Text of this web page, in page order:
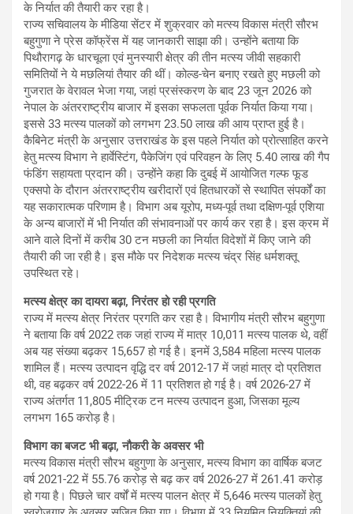
के निर्यात की तैयारी कर रहा है।
राज्य सचिवालय के मीडिया सेंटर में शुक्रवार को मत्स्य विकास मंत्री सौरभ
बहुगुणा ने प्रेस कॉफ्रेंस में यह जानकारी साझा की। उन्होंने बताया कि
पिथौरागढ़ के धारचूला एवं मुनस्यारी क्षेत्र की तीन मत्स्य जीवी सहकारी
समितियों ने ये मछलियां तैयार की थीं। कोल्ड-चेन बनाए रखते हुए मछली को
गुजरात के वेरावल भेजा गया, जहां प्रसंस्करण के बाद 23 जून 2026 को
नेपाल के अंतरराष्ट्रीय बाजार में इसका सफलता पूर्वक निर्यात किया गया।
इससे 33 मत्स्य पालकों को लगभग 23.50 लाख की आय प्राप्त हुई है।
कैबिनेट मंत्री के अनुसार उत्तराखंड के इस पहले निर्यात को प्रोत्साहित करने
हेतु मत्स्य विभाग ने हार्वेस्टिंग, पैकेजिंग एवं परिवहन के लिए 5.40 लाख की गैप
फंडिंग सहायता प्रदान की। उन्होंने कहा कि दुबई में आयोजित गल्फ फूड
एक्सपो के दौरान अंतरराष्ट्रीय खरीदारों एवं हितधारकों से स्थापित संपर्कों का
यह सकारात्मक परिणाम है। विभाग अब यूरोप, मध्य-पूर्व तथा दक्षिण-पूर्व एशिया
के अन्य बाजारों में भी निर्यात की संभावनाओं पर कार्य कर रहा है। इस क्रम में
आने वाले दिनों में करीब 30 टन मछली का निर्यात विदेशों में किए जाने की
तैयारी की जा रही है। इस मौके पर निदेशक मत्स्य चंद्र सिंह धर्मशक्तू
उपस्थित रहे।
मत्स्य क्षेत्र का दायरा बढ़ा, निरंतर हो रही प्रगति
राज्य में मत्स्य क्षेत्र निरंतर प्रगति कर रहा है। विभागीय मंत्री सौरभ बहुगुणा
ने बताया कि वर्ष 2022 तक जहां राज्य में मात्र 10,011 मत्स्य पालक थे, वहीं
अब यह संख्या बढ़कर 15,657 हो गई है। इनमें 3,584 महिला मत्स्य पालक
शामिल हैं। मत्स्य उत्पादन वृद्धि दर वर्ष 2012-17 में जहां मात्र दो प्रतिशत
थी, वह बढ़कर वर्ष 2022-26 में 11 प्रतिशत हो गई है। वर्ष 2026-27 में
राज्य अंतर्गत 11,805 मीट्रिक टन मत्स्य उत्पादन हुआ, जिसका मूल्य
लगभग 165 करोड़ है।
विभाग का बजट भी बढ़ा, नौकरी के अवसर भी
मत्स्य विकास मंत्री सौरभ बहुगुणा के अनुसार, मत्स्य विभाग का वार्षिक बजट
वर्ष 2021-22 में 55.76 करोड़ से बढ़ कर वर्ष 2026-27 में 261.41 करोड़
हो गया है। पिछले चार वर्षों में मत्स्य पालन क्षेत्र में 5,646 मत्स्य पालकों हेतु